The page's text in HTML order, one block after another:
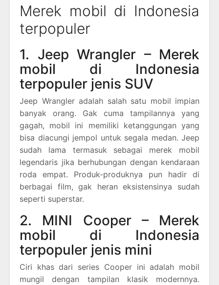
Merek mobil di Indonesia
terpopuler
1. Jeep Wrangler – Merek
mobil di Indonesia
terpopuler jenis SUV
Jeep Wrangler adalah salah satu mobil impian
banyak orang. Gak cuma tampilannya yang
gagah, mobil ini memiliki ketanggungan yang
bisa diacungi jempol untuk segala medan. Jeep
sudah lama termasuk sebagai merek mobil
legendaris jika berhubungan dengan kendaraan
roda empat. Produk-produknya pun hadir di
berbagai film, gak heran eksistensinya sudah
seperti superstar.
2. MINI Cooper – Merek
mobil di Indonesia
terpopuler jenis mini
Ciri khas dari series Cooper ini adalah mobil
mungil dengan tampilan klasik modernnya.